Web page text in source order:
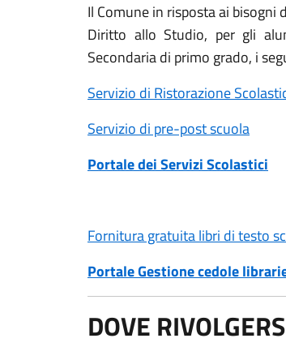
Il Comune in risposta ai
Diritto allo Studio, per gli
Secondaria di primo grado, i
Servizio di Ristorazione
Servizio di pre-post scuola
Portale dei Servizi Scolastici
Fornitura gratuita libri di testo
Portale Gestione cedole
DOVE